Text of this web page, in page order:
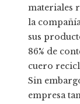
materiales
la
sus
86% de
cuero
Sin
empresa